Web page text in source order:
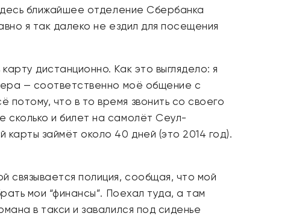
ближайшее отделение Сбербанка
я так далеко не ездил для посещения
дистанционно. Как это выглядело: я
— соответственно моё общение с
что в то время звонить со своего
сколько и билет на самолёт Сеул-
займёт около 40 дней (это 2014 год).
связывается полиция, сообщая, что мой
мои “финансы”. Поехал туда, а там
в такси и завалился под сиденье